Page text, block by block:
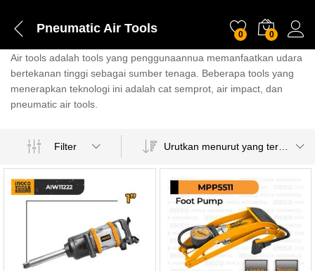
Pneumatic Air Tools 0 0
Air tools adalah tools yang penggunaannua memanfaatkan udara
bertekanan tinggi sebagai sumber tenaga. Beberapa tools yang
menerapkan teknologi ini adalah cat semprot, air impact, dan
pneumatic air tools.
Filter